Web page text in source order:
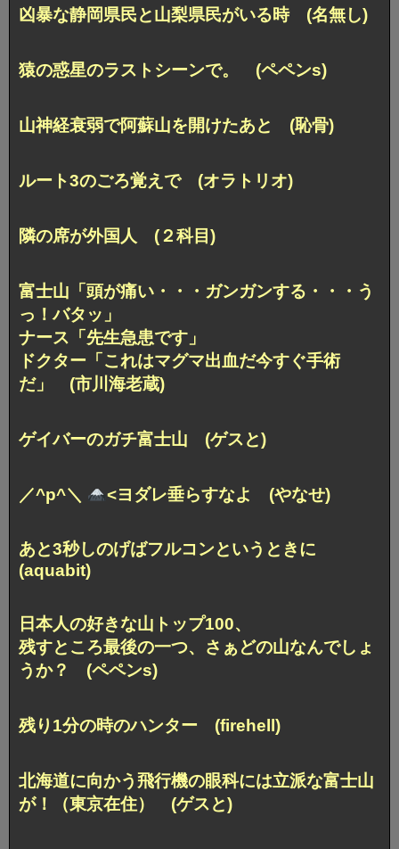
凶暴な静岡県民と山梨県民がいる時 (名無し)
猿の惑星のラストシーンで。 (ペペンs)
山神経衰弱で阿蘇山を開けたあと (恥骨)
ルート3のごろ覚えで (オラトリオ)
隣の席が外国人 (２科目)
富士山「頭が痛い・・・ガンガンする・・・う
っ！バタッ」
ナース「先生急患です」
ドクター「これはマグマ出血だ今すぐ手術
だ」 (市川海老蔵)
ゲイバーのガチ富士山 (ゲスと)
／^p^＼ <ヨダレ垂らすなよ (やなせ)
あと3秒しのげばフルコンというときに
(aquabit)
日本人の好きな山トップ100、
残すところ最後の一つ、さぁどの山なんでしょ
うか？ (ペペンs)
残り1分の時のハンター (firehell)
北海道に向かう飛行機の眼科には立派な富士山
が！（東京在住） (ゲスと)